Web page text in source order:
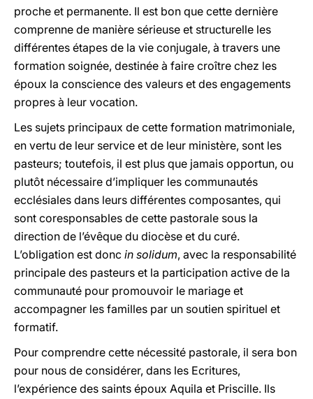
proche et permanente. Il est bon que cette dernière
comprenne de manière sérieuse et structurelle les
différentes étapes de la vie conjugale, à travers une
formation soignée, destinée à faire croître chez les
époux la conscience des valeurs et des engagements
propres à leur vocation.
Les sujets principaux de cette formation matrimoniale,
en vertu de leur service et de leur ministère, sont les
pasteurs; toutefois, il est plus que jamais opportun, ou
plutôt nécessaire d’impliquer les communautés
ecclésiales dans leurs différentes composantes, qui
sont coresponsables de cette pastorale sous la
direction de l’évêque du diocèse et du curé.
L’obligation est donc in solidum, avec la responsabilité
principale des pasteurs et la participation active de la
communauté pour promouvoir le mariage et
accompagner les familles par un soutien spirituel et
formatif.
Pour comprendre cette nécessité pastorale, il sera bon
pour nous de considérer, dans les Ecritures,
l’expérience des saints époux Aquila et Priscille. Ils